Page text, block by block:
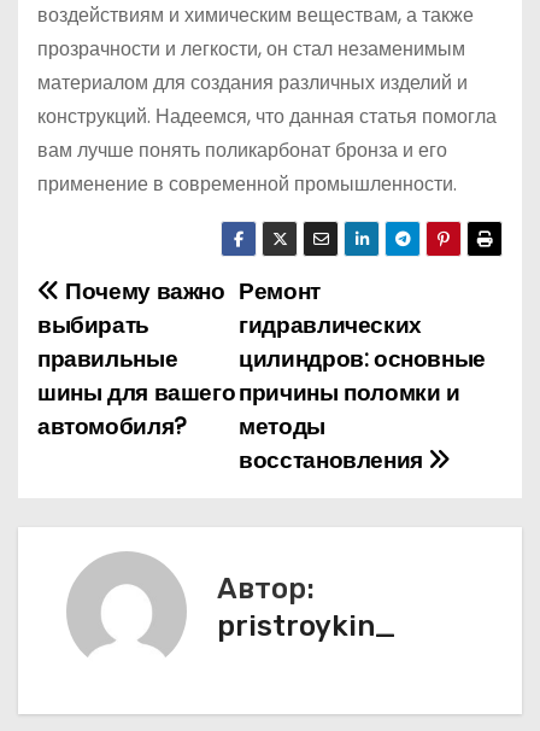
воздействиям и химическим веществам, а также
прозрачности и легкости, он стал незаменимым
материалом для создания различных изделий и
конструкций. Надеемся, что данная статья помогла
вам лучше понять поликарбонат бронза и его
применение в современной промышленности.
Н
а
в
я
Ремонт
гидравлических
цилиндров: основные
причины поломки и
методы
восстановления
Почему важно
выбирать
правильные
шины для вашего
автомобиля?
Автор:
pristroykin_